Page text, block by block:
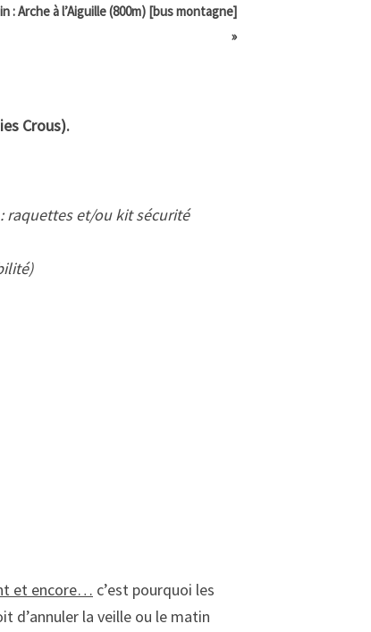
: Arche à l’Aiguille (800m) [bus montagne]
»
Crous).
raquettes et/ou kit sécurité
et encore… c’est pourquoi les
d’annuler la veille ou le matin